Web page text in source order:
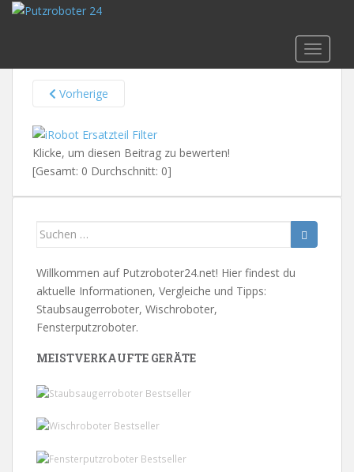
Skip to main content
Vorherige
Klicke, um diesen Beitrag zu bewerten!
[Gesamt: 0 Durchschnitt: 0]
Suchen
Willkommen auf Putzroboter24.net! Hier findest du
aktuelle Informationen, Vergleiche und Tipps:
Staubsaugerroboter, Wischroboter,
Fensterputzroboter.
MEISTVERKAUFTE GERÄTE